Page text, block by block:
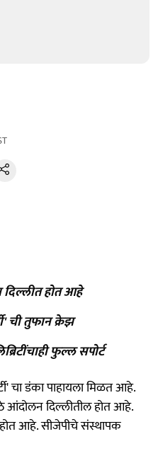
दिल्लीत होत आहे
ची तुफान क्रेझ
फुल्ल सपोर्ट
चा डंका पाहायला मिळत आहे.
दिल्लीतील होत आहे.
आहे. सीजेपीचे संस्थापक